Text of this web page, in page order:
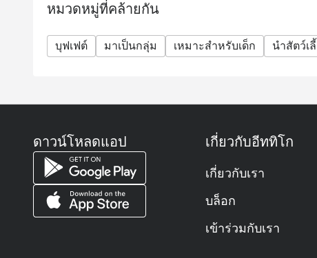
ให้บริการอาหารนานาชาติในรูปแบบ บุฟเฟต์และเมนูต
ถาม: ร้านเปิดให้บริการเวลาไหนบ้าง?
ถาม: ต้องจองโต๊ะล่วงหน้าหรือสามารถ Walk-in ได้เลย
หรือวันที่มีบุฟเฟต์พิเศษ เพื่อให้มั่นใจว่าจะมีที่นั่งแน่นอน
ถาม: ราคาบุฟเฟต์เท่าไหร่? มีราคาสำหรับเด็กไหม?
ตอบ:
ประเภทบุฟเฟต์
ผู้ใหญ่
หมวดหมู่ที่คล้ายกัน
บุฟเฟต์ มาเป็นกลุ่ม เหมาะสำหรับเด็ก นำสัตว์เ
ดาวน์โหลดแอป เกี่ยวกับอีททิโก
เกี่ยวกับเรา
บล็อก
เข้าร่วมกับเรา